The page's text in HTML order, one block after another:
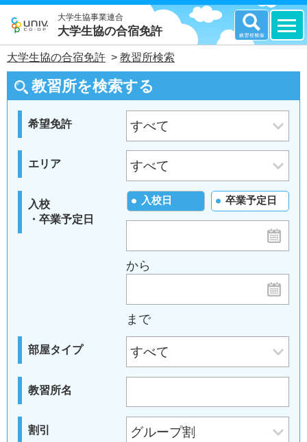
大学生協事業連合
大学生協の合宿免許
大学生協の合宿免許 > 教習所検索
教習所を検索する
希望免許
エリア
入校
・卒業予定日
入校日 卒業予定日
から
まで
部屋タイプ
教習所名
割引